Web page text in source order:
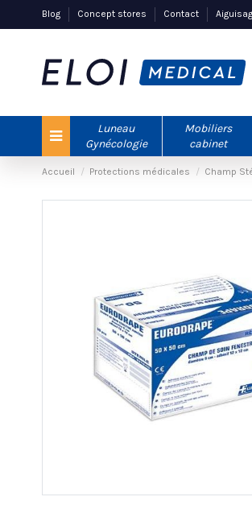
Blog Concept stores Contact
Luneau
Gynécologie
Mobiliers
cabinet
Accueil Protections médicales Champ